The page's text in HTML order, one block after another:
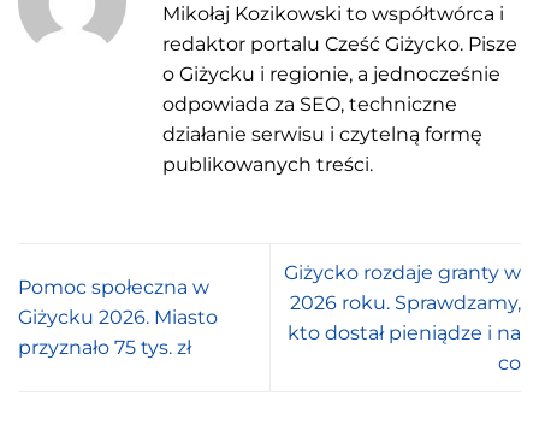
Mikołaj Kozikowski to współtwórca i
redaktor portalu Cześć Giżycko. Pisze
o Giżycku i regionie, a jednocześnie
odpowiada za SEO, techniczne
działanie serwisu i czytelną formę
publikowanych treści.
Pomoc społeczna w
Giżycku 2026. Miasto
przyznało 75 tys. zł
Giżycko rozdaje granty w
2026 roku. Sprawdzamy,
kto dostał pieniądze i na
co